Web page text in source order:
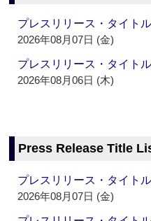
プレスリリース・タイト
2026年08月07日 (金)
プレスリリース・タイト
2026年08月06日 (木)
Press Release Title
プレスリリース・タイト
2026年08月07日 (金)